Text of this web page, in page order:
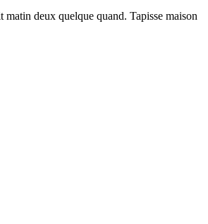
matin deux quelque quand. Tapisse maison